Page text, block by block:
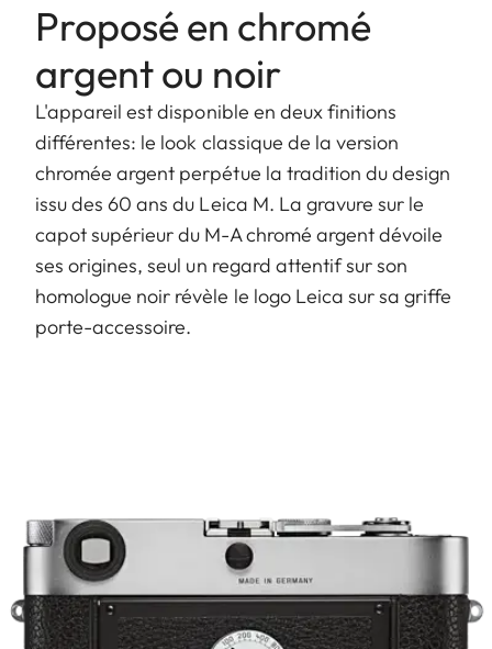
Proposé en chromé
argent ou noir
L'appareil est disponible en deux finitions
différentes: le look classique de la version
chromée argent perpétue la tradition du design
issu des 60 ans du Leica M. La gravure sur le
capot supérieur du M-A chromé argent dévoile
ses origines, seul un regard attentif sur son
homologue noir révèle le logo Leica sur sa griffe
porte-accessoire.